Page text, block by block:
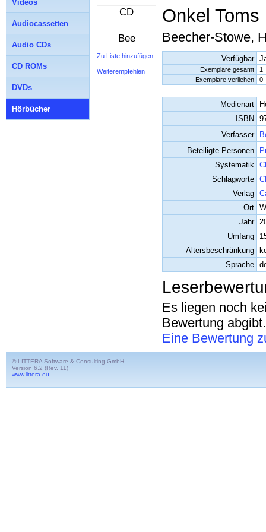
CD
Bee
Zu Liste hinzufügen
Weiterempfehlen
Onkel
Beecher-Stowe,
Verfügbar
Exemplare gesamt
1
Exemplare verliehen
0
Medienart
ISBN
Verfasser
Beteiligte Personen
Systematik
Schlagworte
Verlag
Ort
Jahr
Umfang
Altersbeschränkung
Sprache
Es liegen noch
Bewertung abgibt.
Eine Bewertung
Videos
Audiocassetten
Audio CDs
CD ROMs
DVDs
Hörbücher
© LITTERA Software & Consulting GmbH
Version 6.2 (Rev. 11)
www.littera.eu